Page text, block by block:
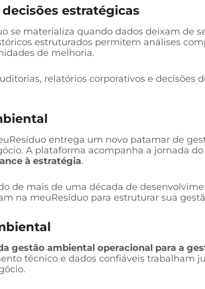
estratégicas
se materializa quando dados deixam de
estruturados permitem análises
de melhoria.
relatórios corporativos e decisões
entrega um novo patamar de
A plataforma acompanha a jornada
à estratégia.
de mais de uma década de
na meuResíduo para estruturar sua
gestão ambiental operacional para a
técnico e dados confiáveis trabalham